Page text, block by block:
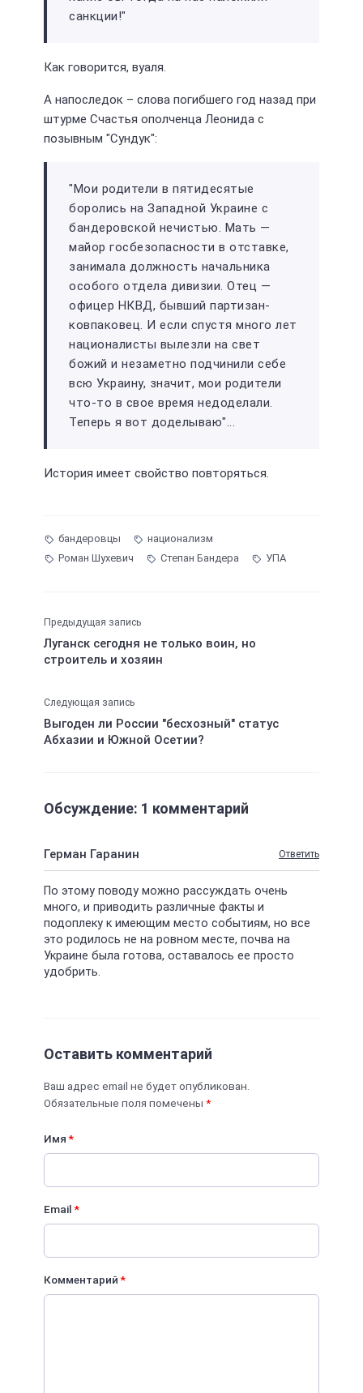
санкции!"
Как говорится, вуаля.
А напоследок – слова погибшего год назад при
штурме Счастья ополченца Леонида с
позывным "Сундук":
"Мои родители в пятидесятые
боролись на Западной Украине с
бандеровской нечистью. Мать —
майор госбезопасности в отставке,
занимала должность начальника
особого отдела дивизии. Отец —
офицер НКВД, бывший партизан-
ковпаковец. И если спустя много лет
националисты вылезли на свет
божий и незаметно подчинили себе
всю Украину, значит, мои родители
что-то в свое время недоделали.
Теперь я вот доделываю"...
История имеет свойство повторяться.
бандеровцы
национализм
Роман Шухевич
Степан Бандера УПА
Предыдущая запись
Луганск сегодня не только воин, но
строитель и хозяин
Следующая запись
Выгоден ли России "бесхозный" статус
Абхазии и Южной Осетии?
Обсуждение: 1 комментарий
Герман Гаранин Ответить
По этому поводу можно рассуждать очень
много, и приводить различные факты и
подоплеку к имеющим место событиям, но все
это родилось не на ровном месте, почва на
Украине была готова, оставалось ее просто
удобрить.
Оставить комментарий
Ваш адрес email не будет опубликован.
Обязательные поля помечены *
Имя*
Email*
Комментарий*